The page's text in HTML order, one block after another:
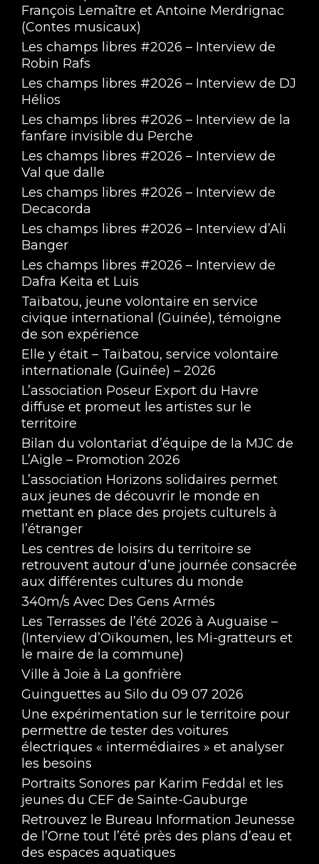
François Lemaître et Antoine Merdrignac
(Contes musicaux)
Les champs libres #2026 – Interview de
Robin Rafs
Les champs libres #2026 – Interview de DJ
Hélios
Les champs libres #2026 – Interview de la
fanfare invisible du Perche
Les champs libres #2026 – Interview de
Val que dalle
Les champs libres #2026 – Interview de
Decacorda
Les champs libres #2026 – Interview d’Ali
Banger
Les champs libres #2026 – Interview de
Dafra Keita et Luis
Taïbatou, jeune volontaire en service
civique international (Guinée), témoigne
de son expérience
Elle y était – Taïbatou, service volontaire
internationale (Guinée) – 2026
L’association Poseur Export du Havre
diffuse et promeut les artistes sur le
territoire
Bilan du volontariat d’équipe de la MJC de
L’Aigle – Promotion 2026
L’association Horizons solidaires permet
aux jeunes de découvrir le monde en
mettant en place des projets culturels à
l’étranger
Les centres de loisirs du territoire se
retrouvent autour d’une journée consacrée
aux différentes cultures du monde
340m/s Avec Des Gens Armés
Les Terrasses de l’été 2026 à Auguaise –
(Interview d’Oïkoumen, les Mi-gratteurs et
le maire de la commune)
Ville à Joie à La gonfrière
Guinguettes au Silo du 09 07 2026
Une expérimentation sur le territoire pour
permettre de tester des voitures
électriques « intermédiaires » et analyser
les besoins
Portraits Sonores par Karim Feddal et les
jeunes du CEF de Sainte-Gauburge
Retrouvez le Bureau Information Jeunesse
de l’Orne tout l’été près des plans d’eau et
des espaces aquatiques